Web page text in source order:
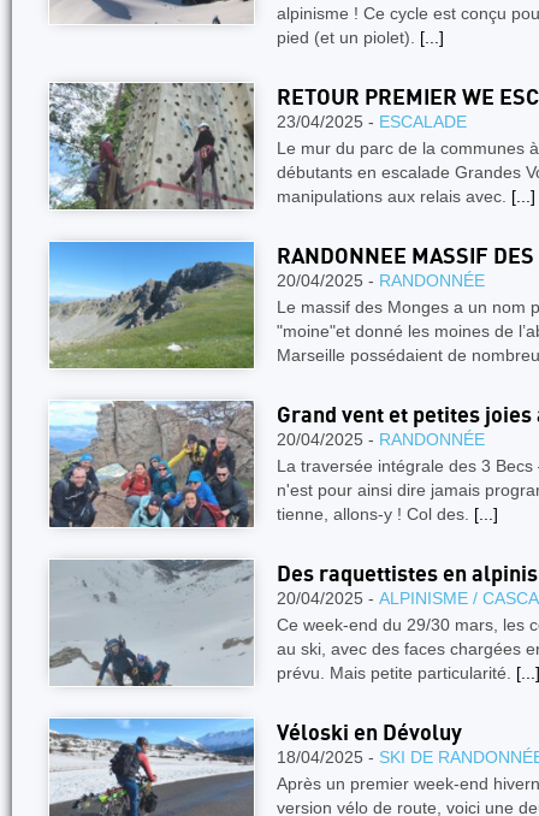
alpinisme ! Ce cycle est conçu
pied (et un piolet). [...]
RETOUR PREMIER WE
23/04/2025 - ESCALADE
Le mur du parc de la communes
débutants en escalade Grandes
manipulations aux relais avec. [...]
RANDONNEE MASSIF
20/04/2025 - RANDONNÉE
Le massif des Monges a un nom
"moine"et donné les moines de
Marseille possédaient de
Grand vent et petites joies
20/04/2025 - RANDONNÉE
La traversée intégrale des 3
n'est pour ainsi dire jamais
tienne, allons-y ! Col des. [...]
Des raquettistes en
20/04/2025 - ALPINISME /
Ce week-end du 29/30 mars, les
au ski, avec des faces chargées
prévu. Mais petite particularité. [...]
Véloski en Dévoluy
18/04/2025 - SKI DE
Après un premier week-end
version vélo de route, voici une